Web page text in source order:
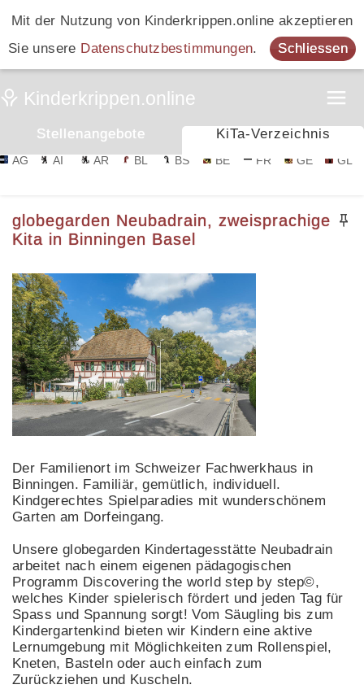
Mit der Nutzung von Kinderkrippen.online akzeptieren
Sie unsere Datenschutzbestimmungen. Schliessen
Stellenangebote KiTa-Verzeichnis
AG AI AR BL BS BE FR GE GL
globegarden Neubadrain, zweisprachige
Kita in Binningen Basel
Der Familienort im Schweizer Fachwerkhaus in
Binningen. Familiär, gemütlich, individuell.
Kindgerechtes Spielparadies mit wunderschönem
Garten am Dorfeingang.
Unsere globegarden Kindertagesstätte Neubadrain
arbeitet nach einem eigenen pädagogischen
Programm Discovering the world step by step©,
welches Kinder spielerisch fördert und jeden Tag für
Spass und Spannung sorgt! Vom Säugling bis zum
Kindergartenkind bieten wir Kindern eine aktive
Lernumgebung mit Möglichkeiten zum Rollenspiel,
Kneten, Basteln oder auch einfach zum
Zurückziehen und Kuscheln.